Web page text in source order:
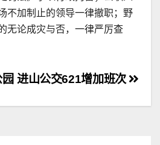
不加制止的领导一律撤职；野
无论成灾与否，一律严厉查
进山公交621增加班次